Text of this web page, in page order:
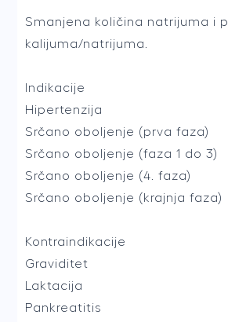
Smanjena količina natrijuma i
kalijuma/natrijuma.
Indikacije
Hipertenzija
Srčano oboljenje (prva faza)
Srčano oboljenje (faza 1 do 3)
Srčano oboljenje (4. faza)
Srčano oboljenje (krajnja faza)
Kontraindikacije
Graviditet
Laktacija
Pankreatitis